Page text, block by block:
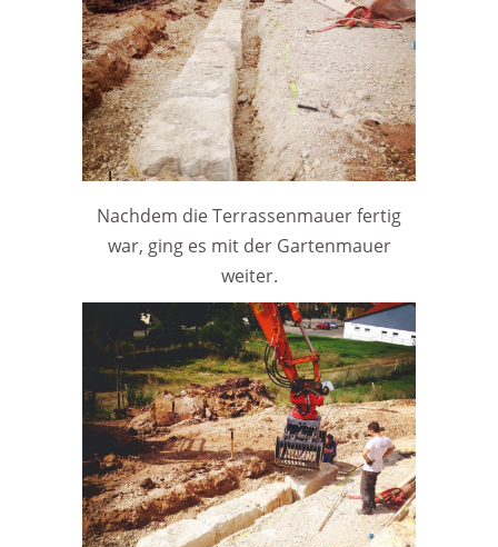
Nachdem die Terrassenmauer fertig
war, ging es mit der Gartenmauer
weiter.